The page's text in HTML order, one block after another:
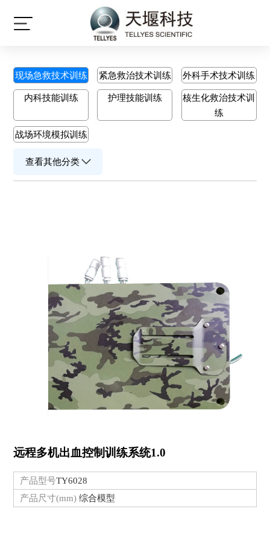
产品中心
现场急救技术训练 紧急救治技术训练 外科手术技术训练
内科技能训练 护理技能训练
核生化救治技术训
练
战场环境模拟训练
查看其他分类
远程多机出血控制训练系统1.0
产品型号TY6028
产品尺寸(mm)综合模型